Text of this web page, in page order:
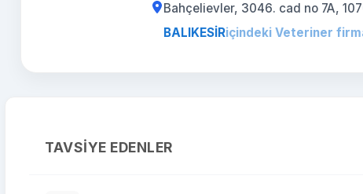
Bahçelievler, 3046. cad no 7A,
BALIKESİRiçindeki Veteriner
TAVSIYE EDENLER